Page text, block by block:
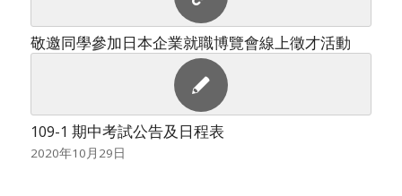
敬邀同學參加日本企業就職博覽會線上徵才活動
109-1 期中考試公告及日程表
2020年10月29日